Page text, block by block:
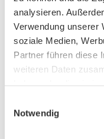
analysieren.
Verwendung unserer
soziale Medien,
Partner führen diese
weiteren Daten
Notwendig
Tenant/Operator
Katharinenstraße 6-8
04109Leipzig
+49 341 / 9625939 - 5
Travel by public transport